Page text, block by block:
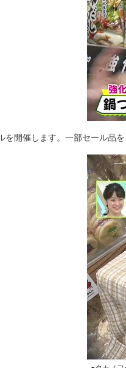
開催します。一部セール品を